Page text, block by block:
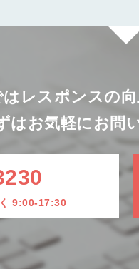
レスポンスの
はお気軽にお問
く 9:00-17:30